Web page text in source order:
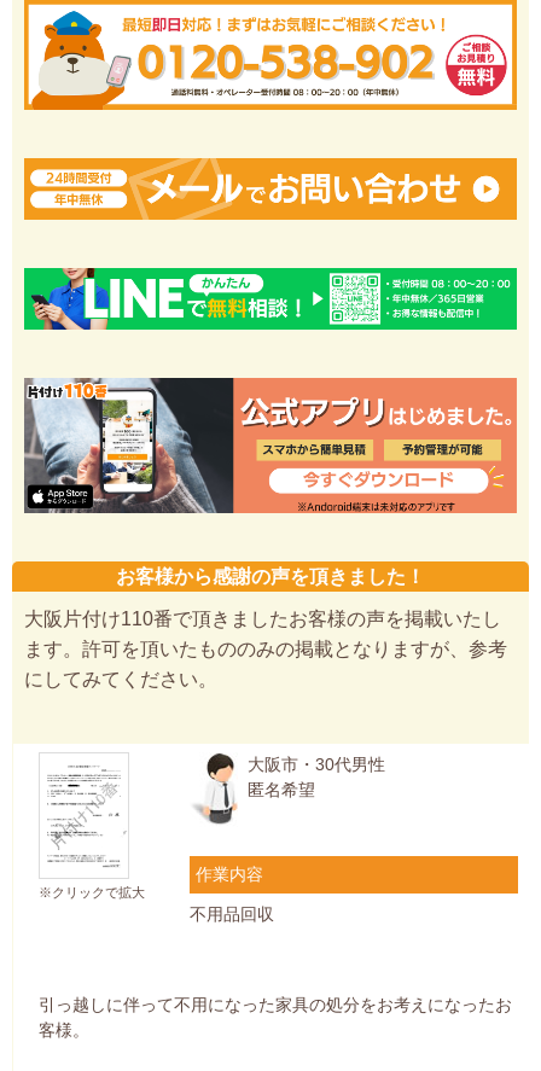
お客様から感謝の声を頂きました！
大阪片付け110番で頂きましたお客様の声を掲載いたし
ます。許可を頂いたもののみの掲載となりますが、参考
にしてみてください。
※クリックで拡大
大阪市・30代男性
匿名希望
作業内容
不用品回収
引っ越しに伴って不用になった家具の処分をお考えになったお
客様。